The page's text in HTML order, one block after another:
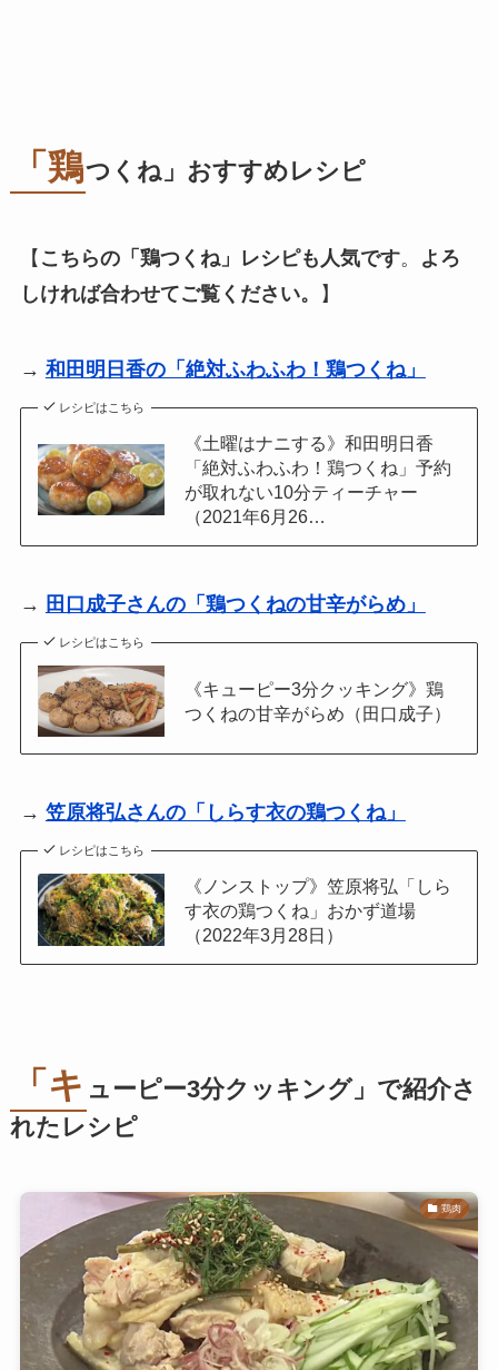
「鶏つくね」おすすめレシピ
【 こちらの「鶏つくね」レシピも人気です。
よろ
しければ合わせてご覧ください。
】
→ 和田明日香の「絶対ふわふわ！鶏つくね」
レシピはこちら
《土曜はナニする》和田明日香
「絶対ふわふわ！鶏つくね」予約
が取れない10分ティーチャー
（2021年6月26…
→ 田口成子さんの「鶏つくねの甘辛がらめ」
レシピはこちら
《キューピー3分クッキング》鶏
つくねの甘辛がらめ（田口成子）
→ 笠原将弘さんの「しらす衣の鶏つくね」
レシピはこちら
《ノンストップ》笠原将弘「しら
す衣の鶏つくね」おかず道場
（2022年3月28日）
「キ ューピー3分クッキング」で紹介さ
れたレシピ
鶏肉